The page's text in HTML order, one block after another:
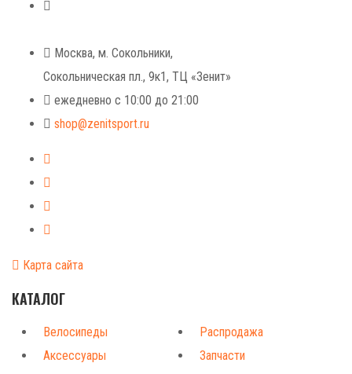
Москва, м. Сокольники,
Сокольническая пл., 9к1, ТЦ «Зенит»
ежедневно с 10:00 до 21:00
shop@zenitsport.ru
Карта сайта
КАТАЛОГ
Велосипеды
Распродажа
Аксессуары
Запчасти